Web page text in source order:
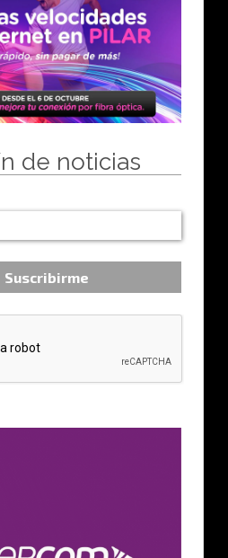
de noticias
Suscribirme